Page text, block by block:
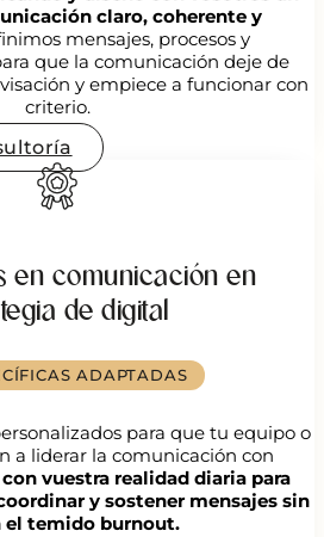
claro, coherente y
mensajes, procesos y
que la comunicación deje de
y empiece a funcionar con
criterio.
en comunicación en
de digital
ADAPTADAS
para que tu equipo o
a liderar la comunicación con
vuestra realidad diaria para
y sostener mensajes sin
el temido burnout.